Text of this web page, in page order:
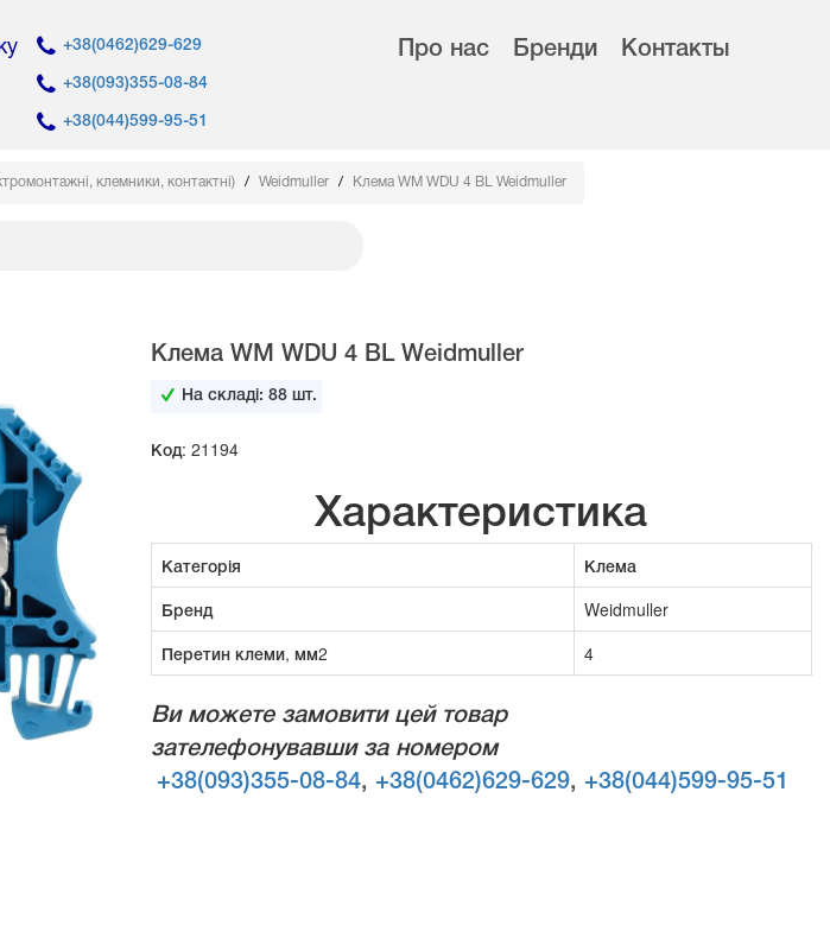
+38(0462)629-629
+38(093)355-08-84
+38(044)599-95-51
Про нас Бренди Контакты
клемники, контактні) Weidmuller Клема WM WDU 4 BL Weidmuller
Клема WM WDU 4 BL Weidmuller
На складі: 88шт.
Код: 21194
Характеристика
Категорія
Клема
Бренд
Weidmuller
Перетин клеми, мм2
4
Ви можете замовити цей товар
зателефонувавши за номером
+38(093)355-08-84, +38(0462)629-629, +38(044)599-95-51